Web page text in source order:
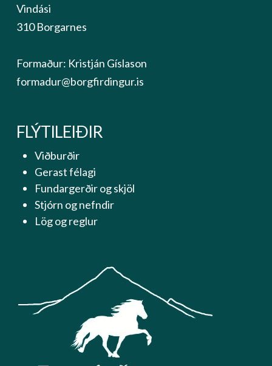
Vindási
310 Borgarnes
Formaður: Kristján Gíslason
formadur@borgfirdingur.is
FLÝTILEIÐIR
Viðburðir
Gerast félagi
Fundargerðir og skjöl
Stjórn og nefndir
Lög og reglur